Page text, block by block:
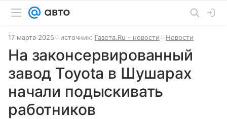
17 марта 2025 источник: Газета.Ru - новости Новости
На законсервированный
завод Toyota в Шушарах
начали подыскивать
работников